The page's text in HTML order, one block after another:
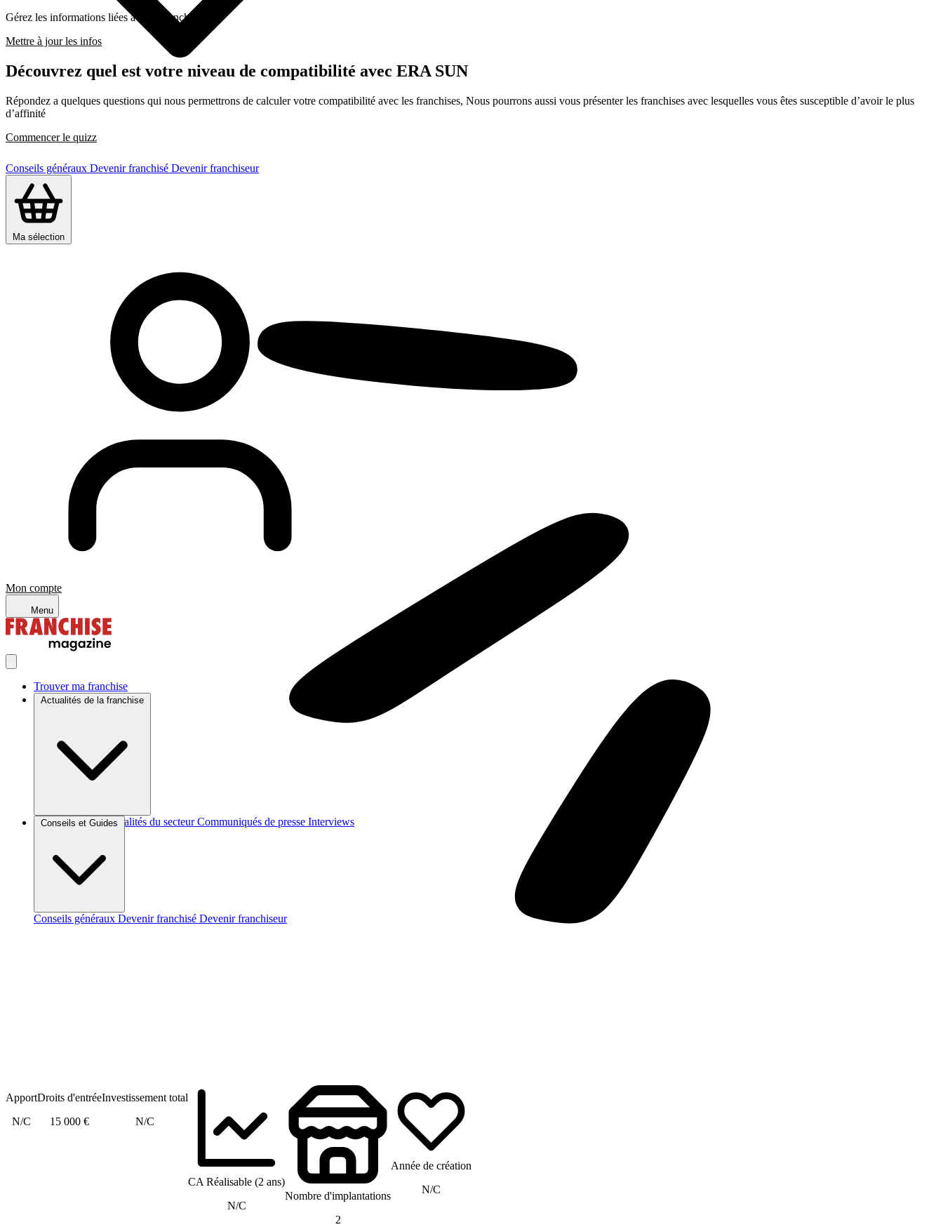
Conseils généraux Devenir franchisé Devenir franchiseur
Ma sélection
Mon compte
Menu
Trouver ma franchise
Actualités de la franchise
Brèves et actus Actualités du secteur Communiqués de presse Interviews
Conseils et Guides
Conseils généraux Devenir franchisé Devenir franchiseur
Gérez les informations liées a cette franchise
Mettre à jour les infos
Découvrez quel est votre niveau de compatibilité avec ERA SUN
Répondez a quelques questions qui nous permettrons de calculer votre compatibilité avec les franchises, Nous pourrons aussi vous présenter les franchises avec lesquelles vous êtes susceptible d’avoir le plus
d’affinité
Commencer le quizz
Apport
N/C
Droits d'entrée
15 000 €
Investissement total
N/C
CA Réalisable (2 ans)
N/C
Nombre d'implantations
2
Année de création
N/C